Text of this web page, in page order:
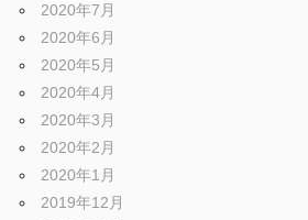
2020年7月
2020年6月
2020年5月
2020年4月
2020年3月
2020年2月
2020年1月
2019年12月